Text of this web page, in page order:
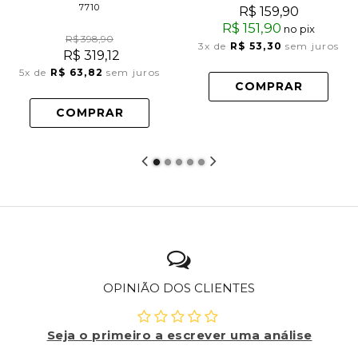
7710
R$ 398,90
R$ 319,12
5x de R$ 63,82 sem juros
COMPRAR
R$ 159,90
R$ 151,90 no pix
3x de R$ 53,30 sem juros
COMPRAR
OPINIÃO DOS CLIENTES
Seja o primeiro a escrever uma análise